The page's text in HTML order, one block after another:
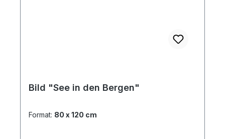
Bild "See in den Bergen"
Format: 80 x 120 cm